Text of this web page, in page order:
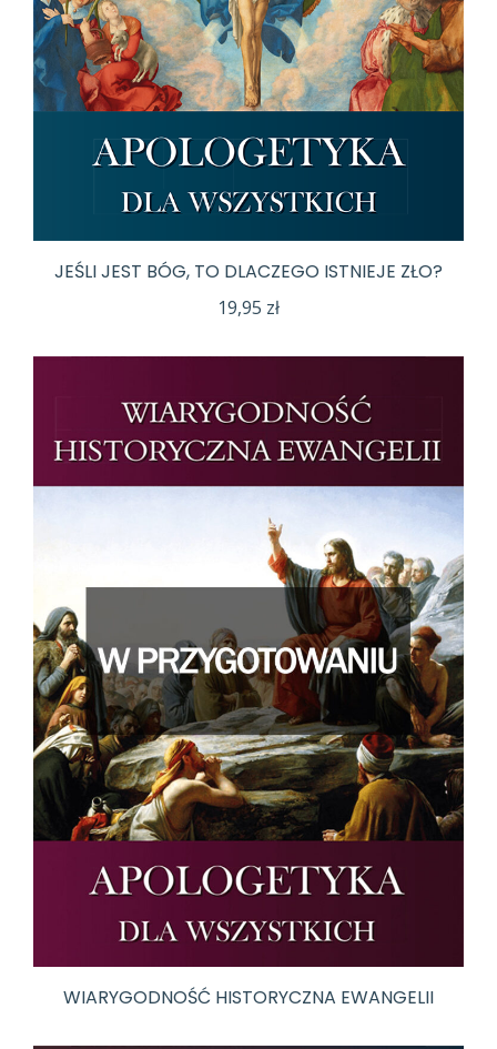
JEŚLI JEST BÓG, TO DLACZEGO ISTNIEJE ZŁO?
19,95 zł
WIARYGODNOŚĆ HISTORYCZNA EWANGELII